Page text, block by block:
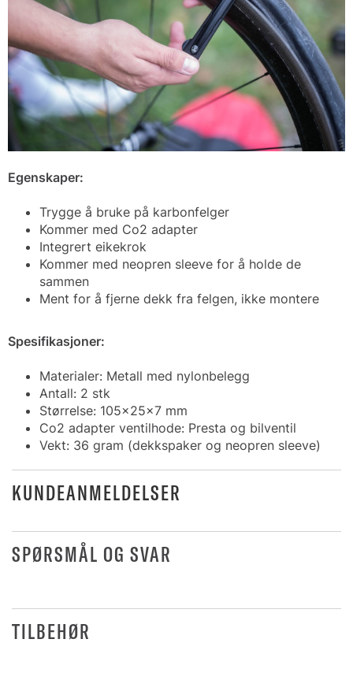
Egenskaper:
Trygge å bruke på karbonfelger
Kommer med Co2 adapter
Integrert eikekrok
Kommer med neopren sleeve for å holde de
sammen
Ment for å fjerne dekk fra felgen, ikke montere
Spesifikasjoner:
Materialer: Metall med nylonbelegg
Antall: 2 stk
Størrelse: 105x25x7 mm
Co2 adapter ventilhode: Presta og bilventil
Vekt: 36 gram (dekkspaker og neopren sleeve)
KUNDEANMELDELSER
SPØRSMÅL OG SVAR
TILBEHØR